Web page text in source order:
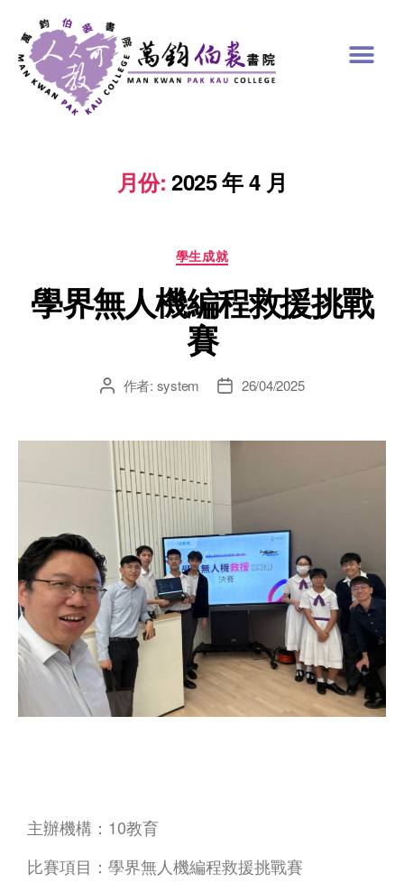
月份: 2025 年 4 月
學生成就
學界無人機編程救援挑戰
賽
作者: system 26/04/2025
主辦機構：10教育
比賽項目：學界無人機編程救援挑戰賽